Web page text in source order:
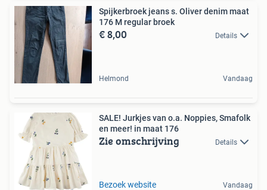
Spijkerbroek jeans s. Oliver denim maat
176 M regular broek
€ 8,00 Details
Helmond Vandaag
SALE! Jurkjes van o.a. Noppies, Smafolk
en meer! in maat 176
Zie omschrijving Details
Bezoek website Vandaag